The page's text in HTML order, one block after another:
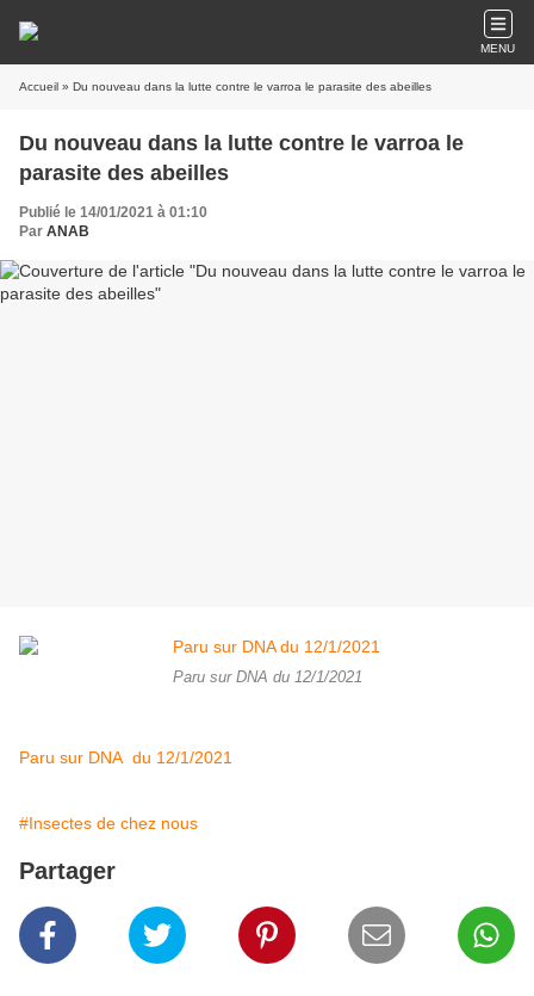
MENU
Accueil » Du nouveau dans la lutte contre le varroa le parasite des abeilles
Du nouveau dans la lutte contre le varroa le
parasite des abeilles
Publié le 14/01/2021 à 01:10
Par ANAB
Paru sur DNA du 12/1/2021
Paru sur DNA du 12/1/2021
#Insectes de chez nous
Partager